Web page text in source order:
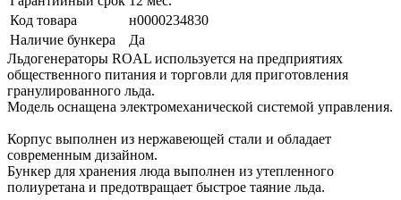
Код товара
н0000234830
Наличие бункера
Да
Льдогенераторы ROAL используется на предприятиях
общественного питания и торговли для приготовления
гранулированного льда.
Модель оснащена электромеханической системой управления.
Корпус выполнен из нержавеющей стали и обладает
современным дизайном.
Бункер для хранения люда выполнен из утепленного
полиуретана и предотвращает быстрое таяние льда.